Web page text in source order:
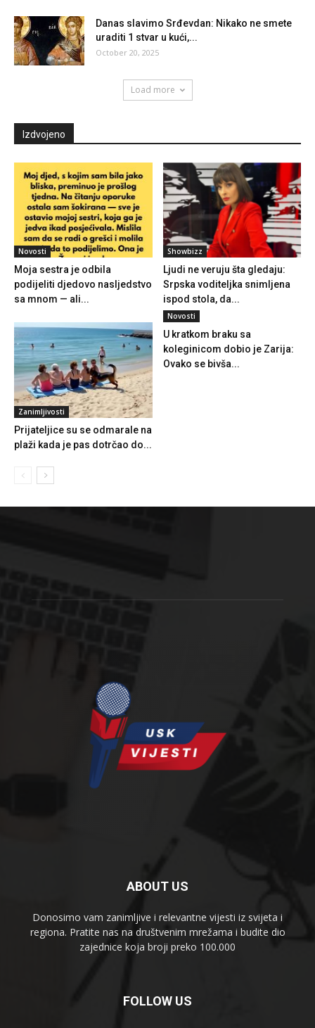
Danas slavimo Srđevdan: Nikako ne smete
uraditi 1 stvar u kući,...
October 20, 2025
Load more
Izdvojeno
Novosti
Moja sestra je odbila
podijeliti djedovo nasljedstvo
sa mnom — ali...
Showbizz
Ljudi ne veruju šta gledaju:
Srpska voditeljka snimljena
ispod stola, da...
Zanimljivosti
Prijateljice su se odmarale na
plaži kada je pas dotrčao do...
Novosti
U kratkom braku sa
koleginicom dobio je Zarija:
Ovako se bivša...
ABOUT US
Donosimo vam zanimljive i relevantne vijesti iz svijeta i
regiona. Pratite nas na društvenim mrežama i budite dio
zajednice koja broji preko 100.000
FOLLOW US